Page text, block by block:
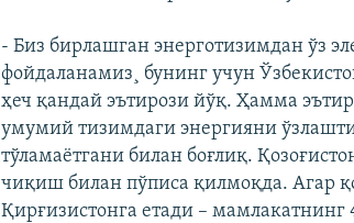
- Биз бирлашган энерготизимдан ўз
фойдаланамиз¸ бунинг учун
ҳеч қандай эътирози йўқ. Ҳамма
умумий тизимдаги энергияни
тўламаëтгани билан боғлиқ.
чиқиш билан пўписа қилмоқда. Агар
Қирғизистонга етади – мамлакатнинг